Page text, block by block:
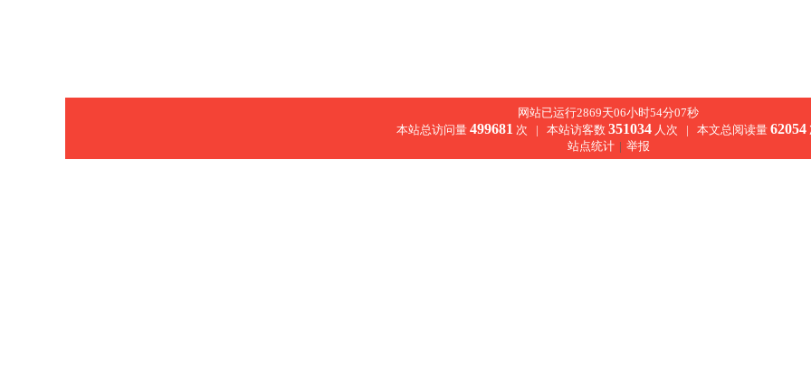
网站已运行2869天06小时54分07秒
本站总访问量 499681 次 | 本站访客数 351034人次 | 本文总阅读量 62054
站点统计 | 举报